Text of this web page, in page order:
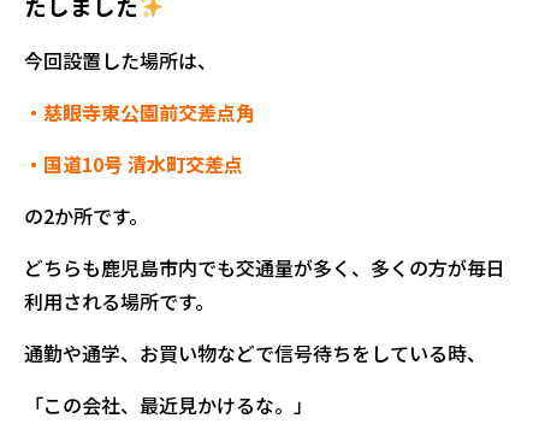
今回設置した場所は、
・慈眼寺東公園前交差点角
・国道10号 清水町交差点
の2か所です。
どちらも鹿児島市内でも交通量が多く、多くの方が毎日
利用される場所です。
通勤や通学、お買い物などで信号待ちをしている時、
「この会社、最近見かけるな。」